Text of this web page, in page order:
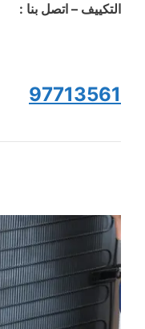
التكييف – اتصل بنا :
97713561